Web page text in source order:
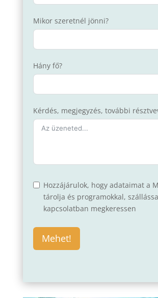
Mikor szeretnél jönni?
Hány fő?
Kérdés, megjegyzés, további
Hozzájárulok, hogy adataimat a
tárolja és programokkal,
kapcsolatban megkeressen
Mehet!